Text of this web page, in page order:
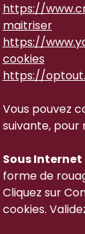
https://
maitriser
https://
cookies
https://
Vous pouvez
suivante, pour
Sous Internet
forme de
Cliquez sur
cookies.